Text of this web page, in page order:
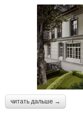
читать дальше →